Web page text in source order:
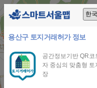
스
마
트
서
울
지
도
선
택
용산구 토지거래허가 정보
공간정보기반 QR
자 중심의 맞춤형
장